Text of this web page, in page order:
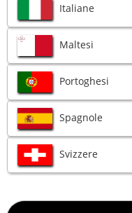
Italiane
Maltesi
Portoghesi
Spagnole
Svizzere